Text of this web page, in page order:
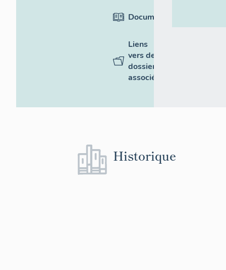
Documentation
Liens
vers des
dossiers
associés
Historique